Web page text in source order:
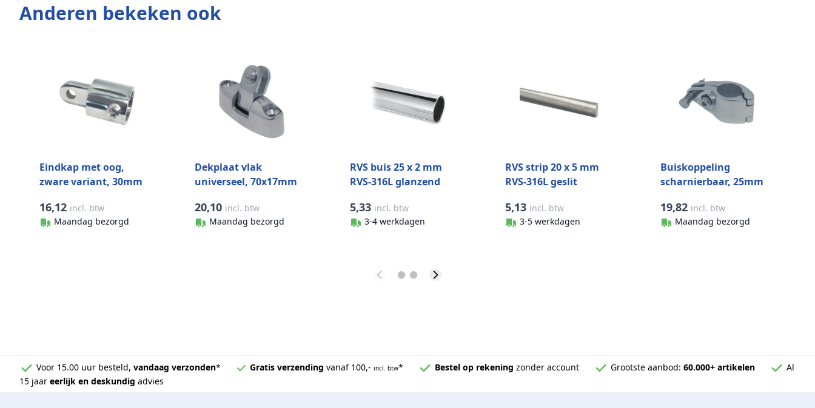
Anderen bekeken ook
Eindkap met oog,
zware variant, 30mm
16,12 incl. btw
Maandag bezorgd
Dekplaat vlak
universeel, 70x17mm
20,10 incl. btw
Maandag bezorgd
RVS buis 25 x 2 mm
RVS-316L glanzend
5,33 incl. btw
3-4 werkdagen
RVS strip 20 x 5 mm
RVS-316L geslit
5,13 incl. btw
3-5 werkdagen
Buiskoppeling
scharnierbaar, 25mm
19,82 incl. btw
Maandag bezorgd
Voor 15.00 uur besteld, vandaag verzonden* Gratis verzending vanaf 100,- incl. btw* Bestel op rekening zonder account Grootste aanbod: 60.000+ artikelen
Al
15 jaar eerlijk en deskundig advies